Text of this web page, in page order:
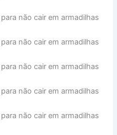
não cair em armadilhas
não cair em armadilhas
não cair em armadilhas
não cair em armadilhas
não cair em armadilhas